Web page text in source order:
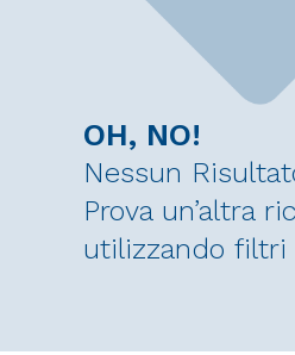
OH, NO!
Nessun
Prova un’altra
utilizzando filtri